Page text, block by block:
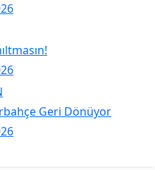
Geri Dönüyor